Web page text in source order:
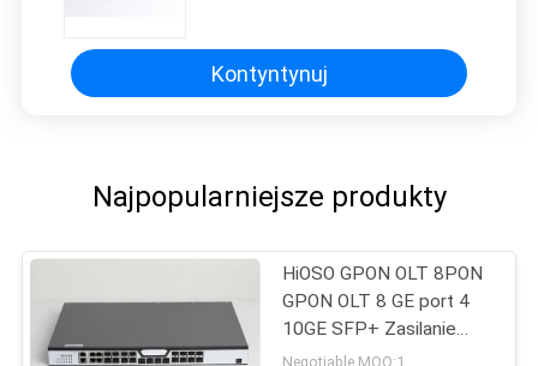
Kontyntynuj
Najpopularniejsze produkty
HiOSO GPON OLT 8PON
GPON OLT 8 GE port 4
10GE SFP+ Zasilanie
Xpon Gpon Onu
Negotiable MOQ:1